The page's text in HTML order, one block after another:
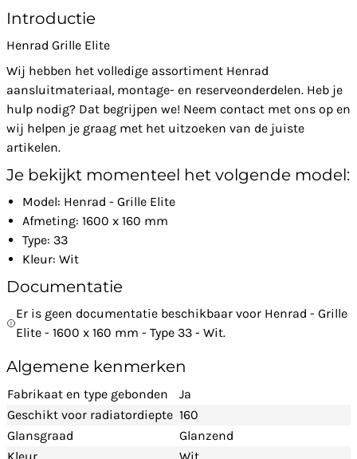
Introductie
Henrad Grille Elite
Wij hebben het volledige assortiment Henrad
aansluitmateriaal, montage- en reserveonderdelen. Heb je
hulp nodig? Dat begrijpen we! Neem contact met ons op en
wij helpen je graag met het uitzoeken van de juiste
artikelen.
Je bekijkt momenteel het volgende model:
Model: Henrad - Grille Elite
Afmeting: 1600 x 160 mm
Type: 33
Kleur: Wit
Documentatie
Er is geen documentatie beschikbaar voor Henrad - Grille
Elite - 1600 x 160 mm - Type 33 - Wit.
Algemene kenmerken
Fabrikaat en type gebonden
Ja
Geschikt voor radiatordiepte 160
Glansgraad
Glanzend